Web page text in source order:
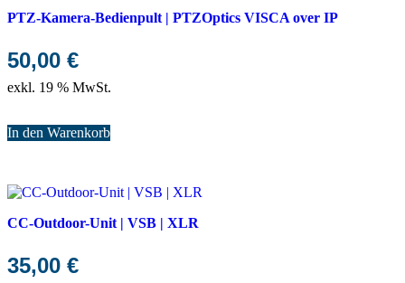
PTZ-Kamera-Bedienpult | PTZOptics VISCA over IP
50,00 €
exkl. 19 % MwSt.
In den Warenkorb
CC-Outdoor-Unit | VSB | XLR
35,00 €